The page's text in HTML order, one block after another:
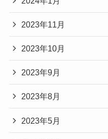
2023年11月
2023年10月
2023年9月
2023年8月
2023年5月